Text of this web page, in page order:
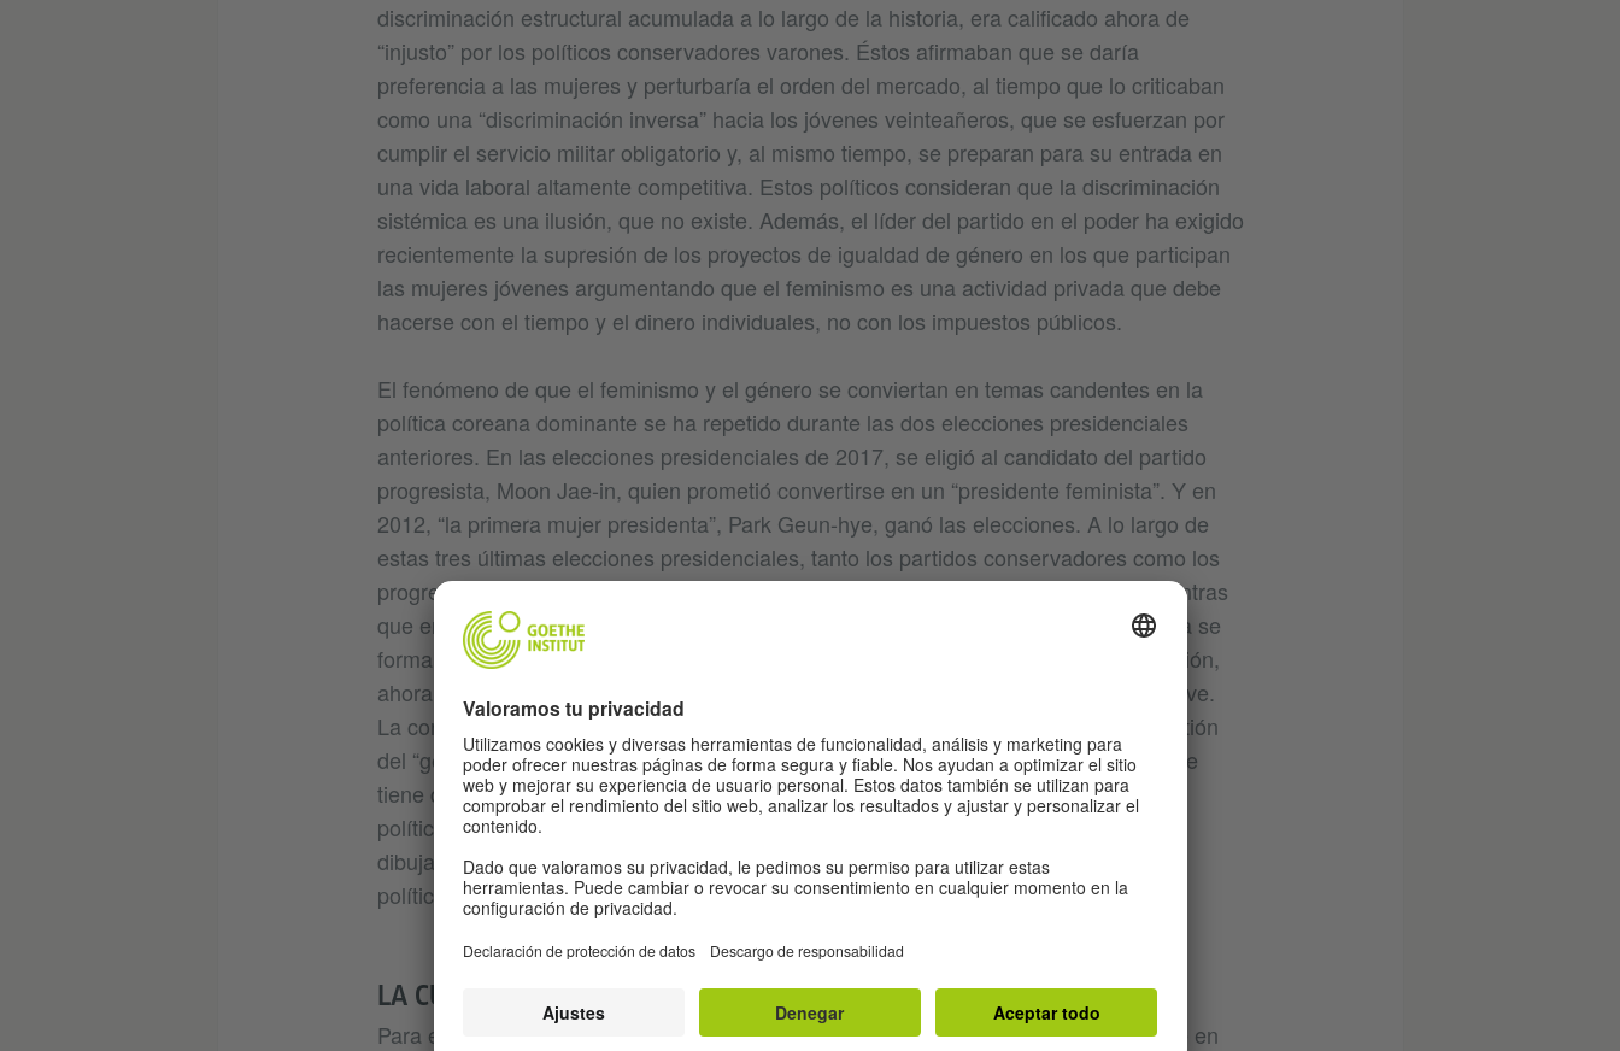
discriminación estructural acumulada a lo largo de la historia, era calificado ahora de
“injusto” por los políticos conservadores varones. Éstos afirmaban que se daría
preferencia a las mujeres y perturbaría el orden del mercado, al tiempo que lo criticaban
como una “discriminación inversa” hacia los jóvenes veinteañeros, que se esfuerzan por
cumplir el servicio militar obligatorio y, al mismo tiempo, se preparan para su entrada en
una vida laboral altamente competitiva. Estos políticos consideran que la discriminación
sistémica es una ilusión, que no existe. Además, el líder del partido en el poder ha exigido
recientemente la supresión de los proyectos de igualdad de género en los que participan
las mujeres jóvenes argumentando que el feminismo es una actividad privada que debe
hacerse con el tiempo y el dinero individuales, no con los impuestos públicos.
El fenómeno de que el feminismo y el género se conviertan en temas candentes en la
política coreana dominante se ha repetido durante las dos elecciones presidenciales
anteriores. En las elecciones presidenciales de 2017, se eligió al candidato del partido
progresista, Moon Jae-in, quien prometió convertirse en un “presidente feminista”. Y en
2012, “la primera mujer presidenta”, Park Geun-hye, ganó las elecciones. A lo largo de
estas tres últimas elecciones presidenciales, tanto los partidos conservadores como los
progresistas hicieron uso de las palabras clave “mujer”, “género” y “feminismo”. Mientras
que en el pasado las oposiciones y enfrentamientos políticos en la sociedad coreana se
formaban en torno a problemas como la Guerra Fría, el desarrollo o la democratización,
ahora los conflictos entre géneros y generaciones surgen como nuevas palabras clave.
La corriente política actual de Corea ya no puede evitar dar una respuesta a la cuestión
del “género” y, al mismo tiempo, el feminismo se encuentra en una posición en la que
tiene que hacer frente a nuevas preocupaciones sobre su propio y amplio impacto
político. Además, el futuro de la democracia social y de género en Corea del Sur se
dibujará probablemente en medio del estira y afloja entre el feminismo y el sistema
político dominante.
LA CUESTIÓN CANDENTE DEL FEMINISMO
Para entender cómo el feminismo pudo convertirse en un tema político tan candente en